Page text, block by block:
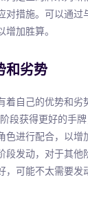
对措施。可以通过
加胜算。
和劣势
着自己的优势和劣
段获得更好的手
色进行配合，以增
段发动，对于其他
，可能不太需要发